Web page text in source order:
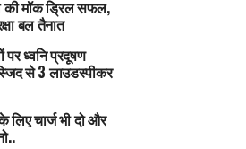
की मॉक ड्रिल सफल,
बल तैनात
पर ध्वनि प्रदूषण
से 3 लाउडस्पीकर
चार्ज भी दो और